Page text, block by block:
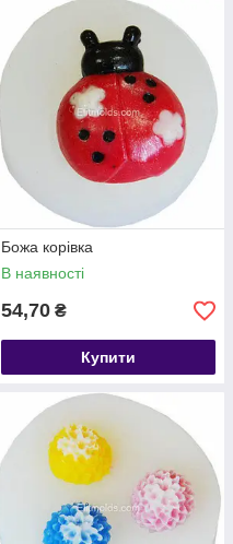
Божа корівка
В наявності
54,70 ₴
Купити